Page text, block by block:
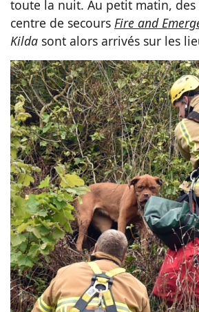
toute la nuit. Au petit matin,
centre de secours Fire and
Kilda sont alors arrivés sur les